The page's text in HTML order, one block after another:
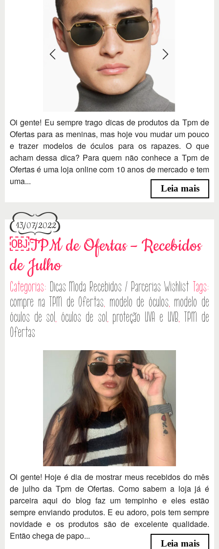
Oi gente! Eu sempre trago dicas de produtos da Tpm de
Ofertas para as meninas, mas hoje vou mudar um pouco
e trazer modelos de óculos para os rapazes. O que
acham dessa dica? Para quem não conhece a Tpm de
Ofertas é uma loja online com 10 anos de mercado e tem
uma...
Leia mais
13/07/2022
￼TPM de Ofertas – Recebidos
de Julho
Categorias: Dicas Moda Recebidos / Parcerias Wishlist Tags:
compre na TPM de Ofertas, modelo de óculos, modelo de
óculos de sol, óculos de sol, proteção UVA e UVB, TPM de
Ofertas
Oi gente! Hoje é dia de mostrar meus recebidos do mês
de julho da Tpm de Ofertas. Como sabem a loja já é
parceira aqui do blog faz um tempinho e eles estão
sempre enviando produtos. E eu adoro, pois tem sempre
novidade e os produtos são de excelente qualidade.
Então chega de papo...
Leia mais